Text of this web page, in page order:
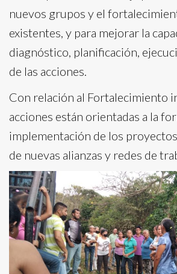
nuevos grupos y el
existentes, y para mejorar la
diagnóstico, planificación,
de las acciones.
Con relación al Fortalecimiento
acciones están orientadas a la
implementación de los
de nuevas alianzas y redes de